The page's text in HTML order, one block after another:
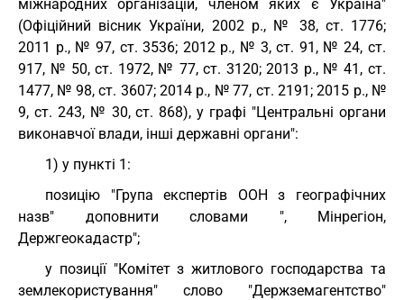
міжнародних організацій, членом яких є Україна"
(Офіційний вісник України, 2002 р., № 38, ст. 1776;
2011 р., № 97, ст. 3536; 2012 р., № 3, ст. 91, № 24, ст.
917, № 50, ст. 1972, № 77, ст. 3120; 2013 р., № 41, ст.
1477, № 98, ст. 3607; 2014 р., № 77, ст. 2191; 2015 р., №
9, ст. 243, № 30, ст. 868), у графі "Центральні органи
виконавчої влади, інші державні органи":
1) у пункті 1:
позицію "Група експертів ООН з географічних
назв" доповнити словами ", Мінрегіон,
Держгеокадастр";
у позиції "Комітет з житлового господарства та
землекористування" слово "Держземагентство"